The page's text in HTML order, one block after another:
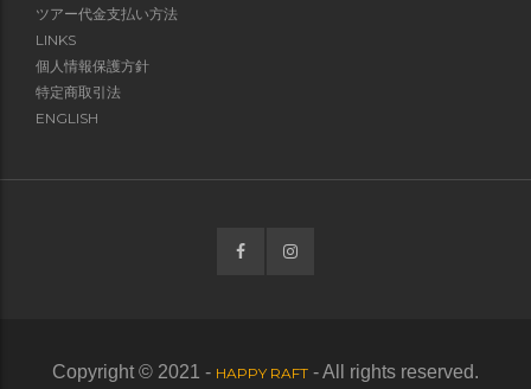
ツアー代金支払い方法
LINKS
個人情報保護方針
特定商取引法
ENGLISH
Copyright © 2021 - HAPPY RAFT - All rights reserved.